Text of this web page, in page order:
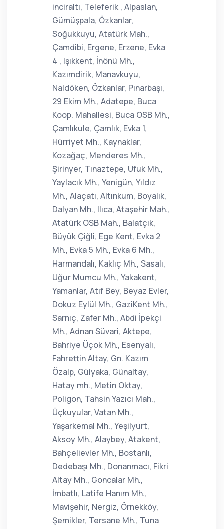
inciraltı, Teleferik , Alpaslan,
Gümüşpala, Özkanlar,
Soğukkuyu, Atatürk Mah.,
Çamdibi, Ergene, Erzene, Evka
4 , Işıkkent, İnönü Mh.,
Kazımdirik, Manavkuyu,
Naldöken, Özkanlar, Pınarbaşı,
29 Ekim Mh., Adatepe, Buca
Koop. Mahallesi, Buca OSB Mh.,
Çamlıkule, Çamlık, Evka 1,
Hürriyet Mh., Kaynaklar,
Kozağaç, Menderes Mh.,
Şirinyer, Tınaztepe, Ufuk Mh.,
Yaylacık Mh., Yenigün, Yıldız
Mh., Alaçatı, Altınkum, Boyalık,
Dalyan Mh., Ilıca, Ataşehir Mah.,
Atatürk OSB Mah., Balatçık,
Büyük Çiğli, Ege Kent, Evka 2
Mh., Evka 5 Mh., Evka 6 Mh.,
Harmandalı, Kaklıç Mh., Sasalı,
Uğur Mumcu Mh., Yakakent,
Yamanlar, Atıf Bey, Beyaz Evler,
Dokuz Eylül Mh., GaziKent Mh.,
Sarnıç, Zafer Mh., Abdi İpekçi
Mh., Adnan Süvari, Aktepe,
Bahriye Üçok Mh., Esenyalı,
Fahrettin Altay, Gn. Kazım
Özalp, Gülyaka, Günaltay,
Hatay mh., Metin Oktay,
Poligon, Tahsin Yazıcı Mah.,
Üçkuyular, Vatan Mh.,
Yaşarkemal Mh., Yeşilyurt,
Aksoy Mh., Alaybey, Atakent,
Bahçelievler Mh., Bostanlı,
Dedebaşı Mh., Donanmacı, Fikri
Altay Mh., Goncalar Mh.,
İmbatlı, Latife Hanım Mh.,
Mavişehir, Nergiz, Örnekköy,
Şemikler, Tersane Mh., Tuna